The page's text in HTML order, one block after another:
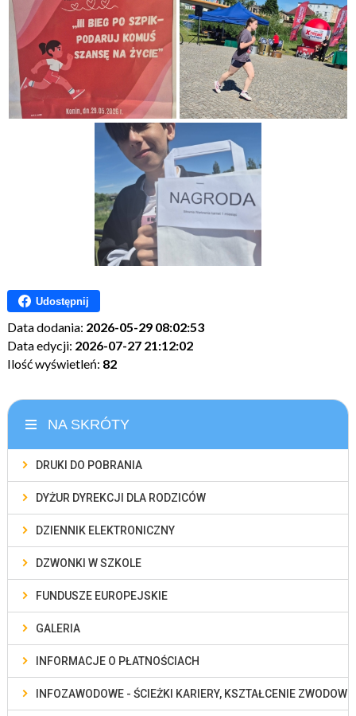
Udostępnij
Data dodania: 2026-05-29 08:02:53
Data edycji: 2026-07-27 21:12:02
Ilość wyświetleń: 82
NA SKRÓTY
DRUKI DO POBRANIA
DYŻUR DYREKCJI DLA RODZICÓW
DZIENNIK ELEKTRONICZNY
DZWONKI W SZKOLE
FUNDUSZE EUROPEJSKIE
GALERIA
INFORMACJE O PŁATNOŚCIACH
INFOZAWODOWE - ŚCIEŻKI KARIERY, KSZTAŁCENIE ZWODOWE